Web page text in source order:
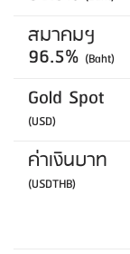
สมาคมฯ
96.5% (Baht)
Gold Spot
(USD)
ค่าเงินบาท
(USDTHB)